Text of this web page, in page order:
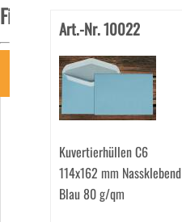
Filter
Kuvertierhüllen
Art.-Nr. 10022
Kuvertierhüllen C6
114x162 mm Nassklebend
Blau 80 g/qm